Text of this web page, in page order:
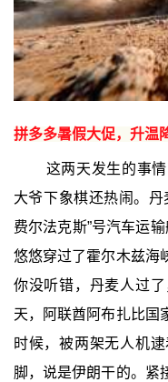
拼多多暑假大促，升温
这两天发生的事
大爷下象棋还热闹。
费尔法克斯”号汽车运
悠悠穿过了霍尔木兹海
你没听错，丹麦人过
天，阿联酋阿布扎比国
时候，被两架无人机
脚，说是伊朗干的。紧